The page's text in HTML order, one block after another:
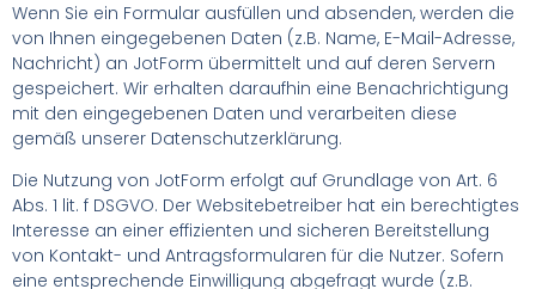
Wenn Sie ein Formular ausfüllen und absenden, werden die
von Ihnen eingegebenen Daten (z.B. Name, E-Mail-Adresse,
Nachricht) an JotForm übermittelt und auf deren Servern
gespeichert. Wir erhalten daraufhin eine Benachrichtigung
mit den eingegebenen Daten und verarbeiten diese
gemäß unserer Datenschutzerklärung.
Die Nutzung von JotForm erfolgt auf Grundlage von Art. 6
Abs. 1 lit. f DSGVO. Der Websitebetreiber hat ein berechtigtes
Interesse an einer effizienten und sicheren Bereitstellung
von Kontakt- und Antragsformularen für die Nutzer. Sofern
eine entsprechende Einwilligung abgefragt wurde (z.B.